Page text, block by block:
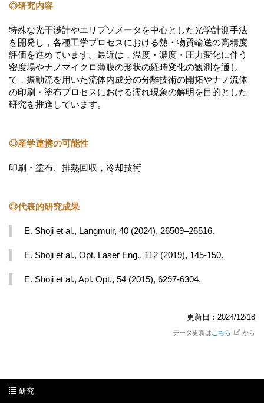
◎研究内容
特殊な光干渉計やエリプソメータを中心とした光学計測手法
を開発し，各種工学プロセスにおける熱・物質輸送の高精度
評価を進めています。最近は，温度・濃度・圧力変化に伴う
密度場やナノマイクロ薄膜の形状の経時変化の観測を通し
て，振動流を用いた流体内成分の分離技術の開拓やナノ流体
の印刷・塗布プロセスにおける濡れ現象の解明を目的とした
研究を推進しています。
◎産学連携の可能性
印刷・塗布、排熱回収，冷却技術
◎代表的研究成果
E. Shoji et al., Langmuir, 40 (2024), 26509–26516.
E. Shoji et al., Opt. Laser Eng., 112 (2019), 145-150.
E. Shoji et al., Apl. Opt., 54 (2015), 6297-6304.
更新日：2024/12/18
データ更新は こちら から
研究